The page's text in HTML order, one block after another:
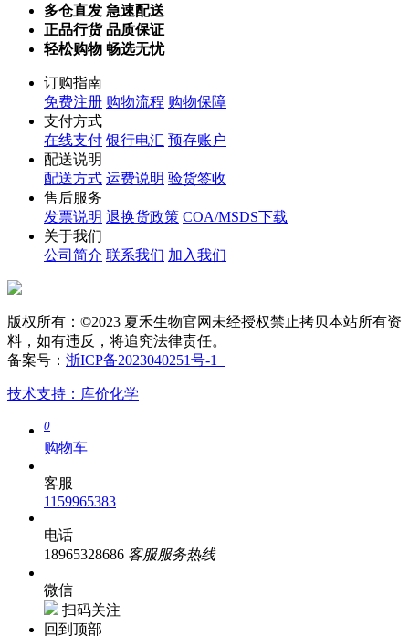
多仓直发 急速配送
正品行货 品质保证
轻松购物 畅选无忧
订购指南
免费注册 购物流程 购物保障
支付方式
在线支付 银行电汇 预存账户
配送说明
配送方式 运费说明 验货签收
售后服务
发票说明 退换货政策 COA/MSDS下载
关于我们
公司简介 联系我们 加入我们
版权所有：©2023 夏禾生物官网未经授权禁止拷贝本站所有资
料，如有违反，将追究法律责任。
备案号： 浙ICP备2023040251号-1
技术支持：库价化学
0
购物车
客服
1159965383
电话
18965328686 客服服务热线
微信
扫码关注
回到顶部